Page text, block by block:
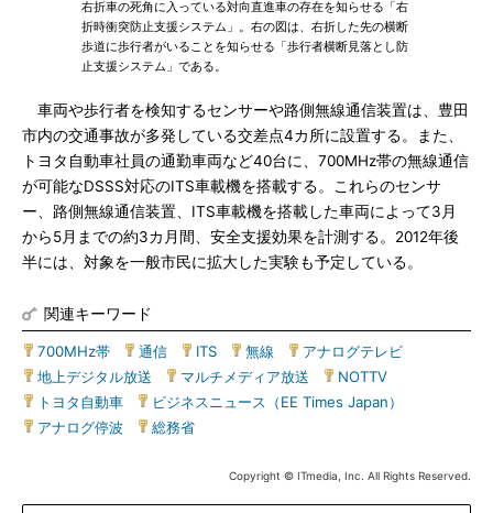
右折車の死角に入っている対向直進車の存在を知らせる「右
折時衝突防止支援システム」。右の図は、右折した先の横断
歩道に歩行者がいることを知らせる「歩行者横断見落とし防
止支援システム」である。
車両や歩行者を検知するセンサーや路側無線通信装置は、豊田
市内の交通事故が多発している交差点4カ所に設置する。また、
トヨタ自動車社員の通勤車両など40台に、700MHz帯の無線通信
が可能なDSSS対応のITS車載機を搭載する。これらのセンサ
ー、路側無線通信装置、ITS車載機を搭載した車両によって3月
から5月までの約3カ月間、安全支援効果を計測する。2012年後
半には、対象を一般市民に拡大した実験も予定している。
関連キーワード
700MHz帯 通信 ITS 無線 アナログテレビ
地上デジタル放送
マルチメディア放送 NOTTV
トヨタ自動車
ビジネスニュース（EE Times Japan）
アナログ停波
総務省
Copyright © ITmedia, Inc. All Rights Reserved.